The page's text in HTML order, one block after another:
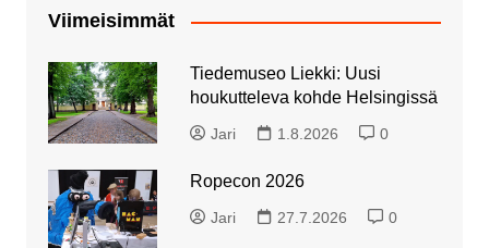
Viimeisimmät
Tiedemuseo Liekki: Uusi
houkutteleva kohde Helsingissä
Jari 1.8.2026 0
Ropecon 2026
Jari 27.7.2026 0